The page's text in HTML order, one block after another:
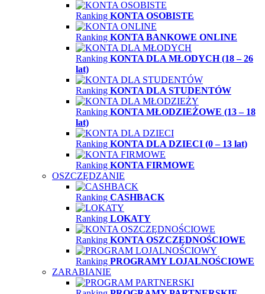
Ranking KONTA OSOBISTE
Ranking KONTA BANKOWE ONLINE
Ranking KONTA DLA MŁODYCH (18 – 26
lat)
Ranking KONTA DLA STUDENTÓW
Ranking KONTA MŁODZIEŻOWE (13 – 18
lat)
Ranking KONTA DLA DZIECI (0 – 13 lat)
Ranking KONTA FIRMOWE
OSZCZĘDZANIE
Ranking CASHBACK
Ranking LOKATY
Ranking KONTA OSZCZĘDNOŚCIOWE
Ranking PROGRAMY LOJALNOŚCIOWE
ZARABIANIE